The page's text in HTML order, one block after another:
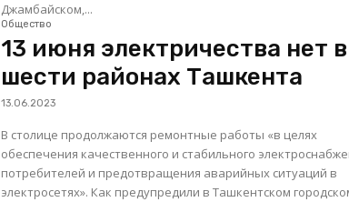
Джамбайском,...
Общество
13 июня электричества нет в
шести районах Ташкента
13.06.2023
В столице продолжаются ремонтные работы «в целях
обеспечения качественного и стабильного
потребителей и предотвращения аварийных ситуаций в
электросетях». Как предупредили в Ташкентском городском